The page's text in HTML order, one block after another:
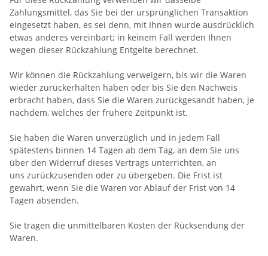
Zahlungsmittel, das Sie bei der ursprünglichen Transaktion
eingesetzt haben, es sei denn, mit Ihnen wurde ausdrücklich
etwas anderes vereinbart; in keinem Fall werden Ihnen
wegen dieser Rückzahlung Entgelte berechnet.
Wir können die Rückzahlung verweigern, bis wir die Waren
wieder zurückerhalten haben oder bis Sie den Nachweis
erbracht haben, dass Sie die Waren zurückgesandt haben, je
nachdem, welches der frühere Zeitpunkt ist.
Sie haben die Waren unverzüglich und in jedem Fall
spätestens binnen 14 Tagen ab dem Tag, an dem Sie uns
über den Widerruf dieses Vertrags unterrichten, an
uns zurückzusenden oder zu übergeben. Die Frist ist
gewahrt, wenn Sie die Waren vor Ablauf der Frist von 14
Tagen absenden.
Sie tragen die unmittelbaren Kosten der Rücksendung der
Waren.